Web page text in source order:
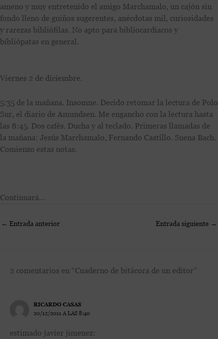
ameno y muy entretenido el amigo Marchamalo, un cajón sin
fondo lleno de guiños sugerentes, anécdotas mil, curiosidades
y rarezas bibliófilas. No apto para bibliocardiacos y
bibliópatas en general.
Viernes 2 de diciembre.
5:35 de la mañana. Insomne. Decido retomar la lectura de Polo
Sur, el diario de Amundsen. Me engancho con la lectura hasta
las 8:45. Dos cafés. Ducha y al teclado. Primeras llamadas de
la mañana: Jesús Marchamalo, Fernando Castillo. Suena Bach.
Comienzo estas notas.
Continuará…
← Entrada anterior Entrada siguiente →
2 comentarios en “Cuaderno de bitácora de un editor”
RICARDO CASAS
20/12/2011 A LAS 8:40
estimado javier jimenez: